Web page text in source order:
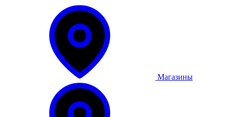
Магазины